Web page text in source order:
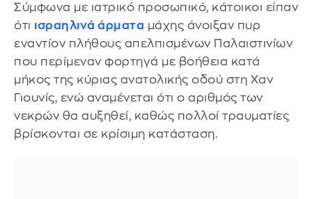
Σύμφωνα με ιατρικό προσωπικό, κάτοικοι είπαν
ότι ισραηλινά άρματα μάχης άνοιξαν πυρ
εναντίον πλήθους απελπισμένων Παλαιστινίων
που περίμεναν φορτηγά με βοήθεια κατά
μήκος της κύριας ανατολικής οδού στη Χαν
Γιουνίς, ενώ αναμένεται ότι ο αριθμός των
νεκρών θα αυξηθεί, καθώς πολλοί τραυματίες
βρίσκονται σε κρίσιμη κατάσταση.